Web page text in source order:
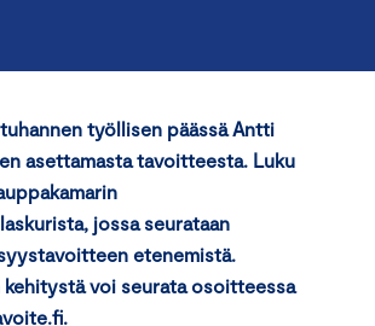
työllisen päässä Antti
asettamasta tavoitteesta. Luku
jossa seurataan
etenemistä.
voi seurata osoitteessa
.